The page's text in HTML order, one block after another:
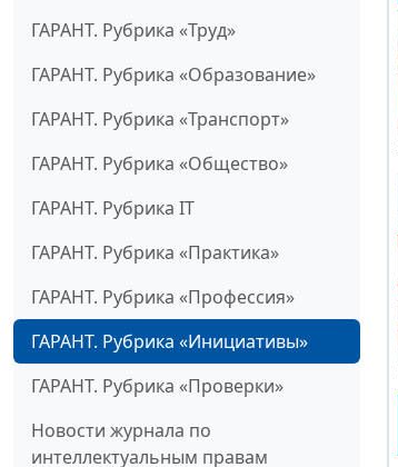
ГАРАНТ. Рубрика «Труд»
ГАРАНТ. Рубрика «Образование»
ГАРАНТ. Рубрика «Транспорт»
ГАРАНТ. Рубрика «Общество»
ГАРАНТ. Рубрика IT
ГАРАНТ. Рубрика «Практика»
ГАРАНТ. Рубрика «Профессия»
ГАРАНТ. Рубрика «Инициативы»
ГАРАНТ. Рубрика «Проверки»
Новости журнала по
интеллектуальным правам